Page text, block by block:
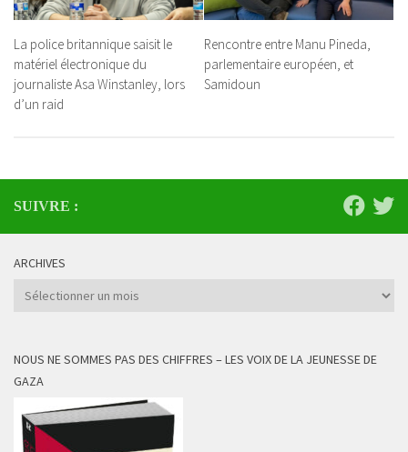
La police britannique saisit le
matériel électronique du
journaliste Asa Winstanley, lors
d’un raid
Rencontre entre Manu Pineda,
parlementaire européen, et
Samidoun
SUIVRE :
ARCHIVES
Archives
NOUS NE SOMMES PAS DES CHIFFRES – LES VOIX DE LA JEUNESSE DE
GAZA